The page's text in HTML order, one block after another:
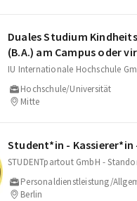
Duales Studium
(B.A.) am Campus oder
IU Internationale Hochschule
Hochschule/Universität
Mitte
Student*in - Kassierer*in
STUDENTpartout GmbH -
Personaldienstleistung/
Berlin